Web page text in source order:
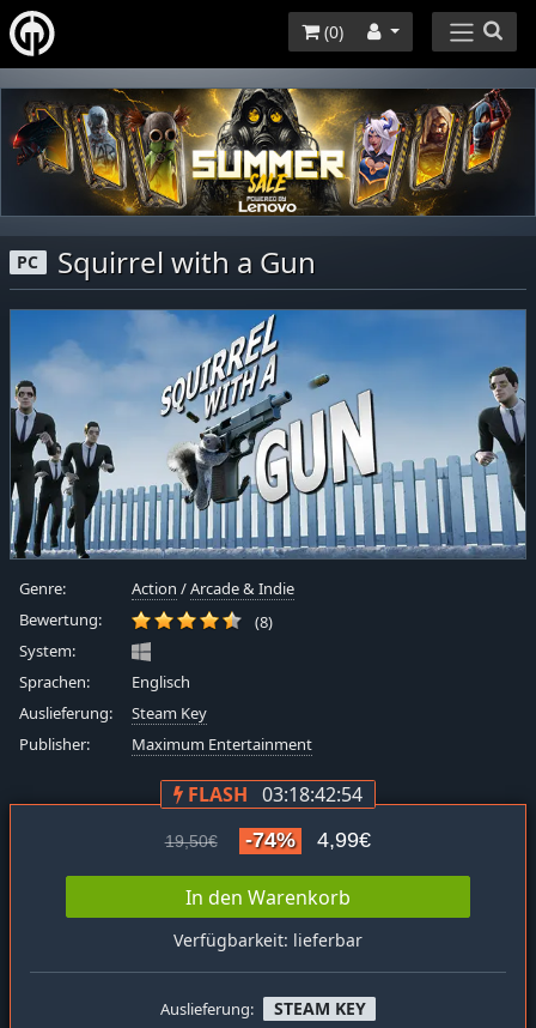
(0)
PC Squirrel with a Gun
Genre: Action /Arcade & Indie
Bewertung:
(8)
System:
Sprachen:
Englisch
Auslieferung:
Steam Key
Publisher:
Maximum Entertainment
FLASH 03:18:42:53
19,50€ -74% 4,99€
In den Warenkorb
Verfügbarkeit: lieferbar
Auslieferung: STEAM KEY